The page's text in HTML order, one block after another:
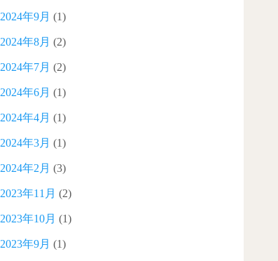
2024年9月 (1)
2024年8月 (2)
2024年7月 (2)
2024年6月 (1)
2024年4月 (1)
2024年3月 (1)
2024年2月 (3)
2023年11月 (2)
2023年10月 (1)
2023年9月 (1)